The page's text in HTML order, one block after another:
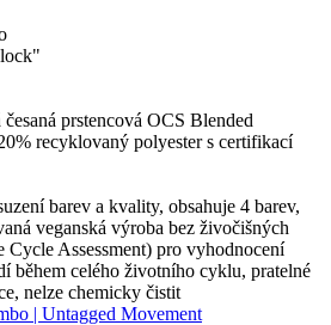
prstencová OCS Blended
recyklovaný polyester s certifikací
barev a kvality, obsahuje 4 barev,
veganská výroba bez živočišných
Assessment) pro vyhodnocení
během celého životního cyklu, pratelné
nelze chemicky čistit
| Untagged Movement